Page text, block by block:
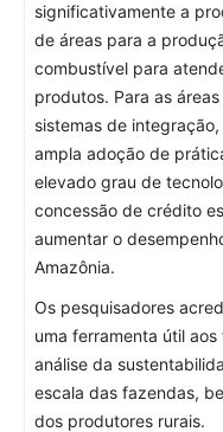
significativamente a
de áreas para a
combustível para
produtos. Para as
sistemas de
ampla adoção de
elevado grau de
concessão de crédito
aumentar o
Amazônia.
Os pesquisadores
uma ferramenta útil
análise da
escala das fazendas,
dos produtores rurais.